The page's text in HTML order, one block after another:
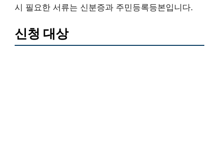
시 필요한 서류는 신분증과 주민등록등본입니다.
신청 대상